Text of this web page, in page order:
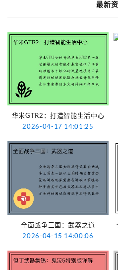
最新
华米GTR2：打造智能生活中心
2026-04-17 14:01:25
全面战争三国：武器之道
2026-04-15 14:00:06